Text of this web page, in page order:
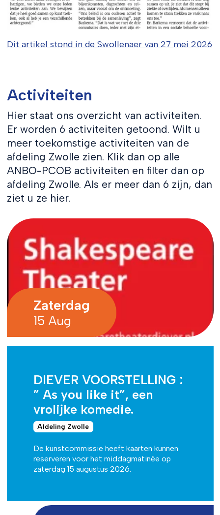
Dit artikel stond in de Swollenaer van 27 mei 2026
Activiteiten
Hier staat ons overzicht van activiteiten.
Er worden 6 activiteiten getoond. Wilt u
meer toekomstige activiteiten van de
afdeling Zwolle zien. Klik dan op alle
ANBO-PCOB activiteiten en filter dan op
afdeling Zwolle. Als er meer dan 6 zijn, dan
ziet u ze hier.
Zaterdag
15 Aug
DIEVER VOORSTELLING :
” As you like it”, een
vrolijke komedie.
Afdeling Zwolle
De kunstcommissie heeft kaarten kunnen
reserveren voor het middagmatinée op
zaterdag 15 augustus 2026.